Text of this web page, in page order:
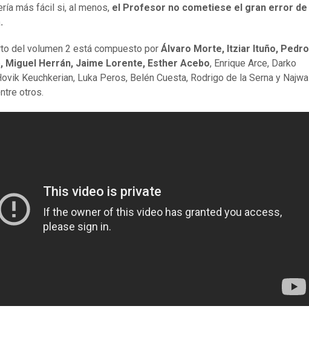
más fácil si, al menos, el Profesor no cometiese el gran error de
del volumen 2 está compuesto por Álvaro Morte, Itziar Ituño, Pedro
Miguel Herrán, Jaime Lorente, Esther Acebo, Enrique Arce, Darko
Keuchkerian, Luka Peros, Belén Cuesta, Rodrigo de la Serna y Najwa
otros.